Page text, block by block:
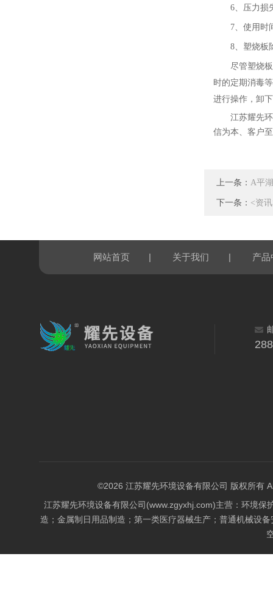
6、压力损
7、使用 时
8、塑烧板
尽管塑烧
时的定期消毒
进行操作，卸
江苏耀先
信为本、客户
上一条： A平
下一条： <资
网站首页 | 关于我们 | 产品
©2026 江苏耀先环境设备有限公司 版权所有
江苏耀先环境设备有限公司(www.zgyxhj.com)主营：环境
造；金属制日用品制造；第一类医疗器械生产；普通机械设